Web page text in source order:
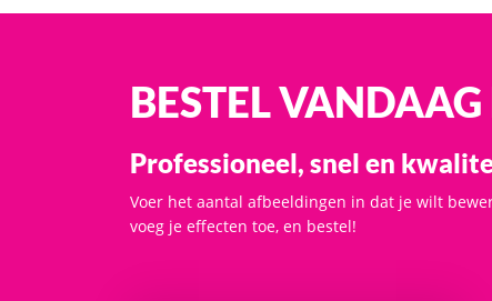
BESTEL
Professioneel, snel en
Voer het aantal afbeeldingen in dat je wilt
voeg je effecten toe, en bestel!